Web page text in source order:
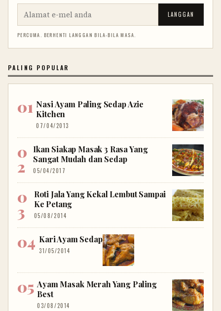
LANGGAN
PERCUMA. BERHENTI LANGGAN BILA-BILA MASA.
PALING POPULAR
Nasi Ayam Paling Sedap Azie
Kitchen
07/04/2013
Ikan Siakap Masak 3 Rasa Yang
Sangat Mudah dan Sedap
05/04/2017
Roti Jala Yang Kekal Lembut Sampai
Ke Petang
05/08/2014
Kari Ayam Sedap
31/05/2014
Ayam Masak Merah Yang Paling
Best
03/08/2014